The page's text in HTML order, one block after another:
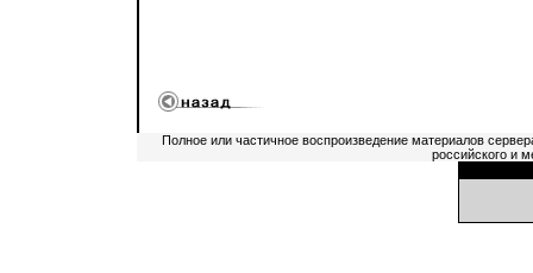
Полное или частичное воспроизведение материалов
российского и